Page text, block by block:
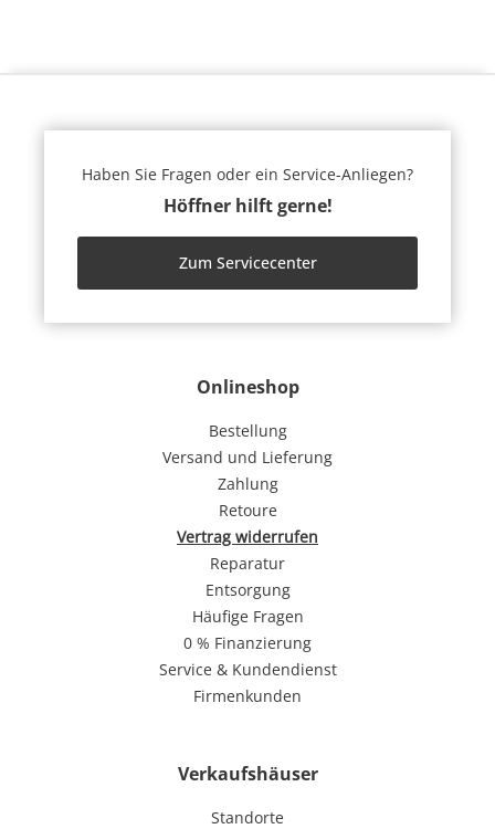
Onlineshop
Bestellung
Versand und Lieferung
Zahlung
Retoure
Vertrag widerrufen
Reparatur
Entsorgung
Häufige Fragen
0 % Finanzierung
Service & Kundendienst
Firmenkunden
Verkaufshäuser
Standorte
Haben Sie Fragen oder ein Service-Anliegen?
Höffner hilft gerne!
Zum Servicecenter